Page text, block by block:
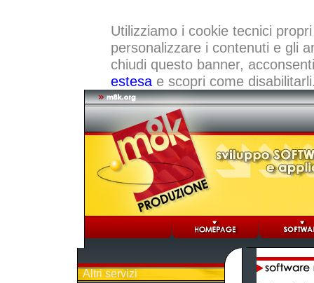
Utilizziamo i cookie tecnici
personalizzare i contenuti e gli
chiudi questo banner,
estesae scopri come
Altri servizi